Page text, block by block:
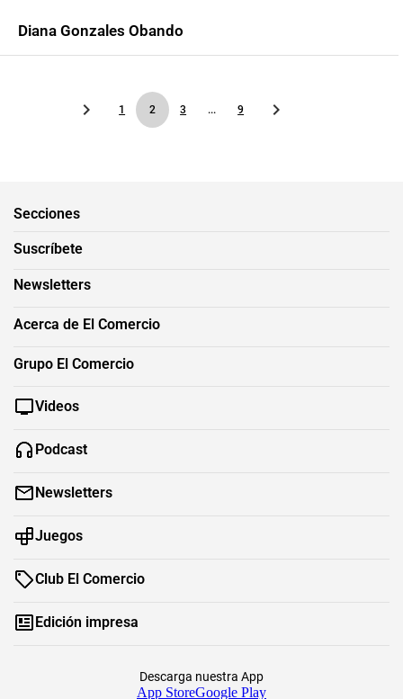
Diana Gonzales Obando
1 2 3 ... 9
Secciones
Suscríbete
Newsletters
Acerca de El Comercio
Grupo El Comercio
Videos
Podcast
Newsletters
Juegos
Club El Comercio
Edición impresa
Descarga nuestra App
App StoreGoogle Play